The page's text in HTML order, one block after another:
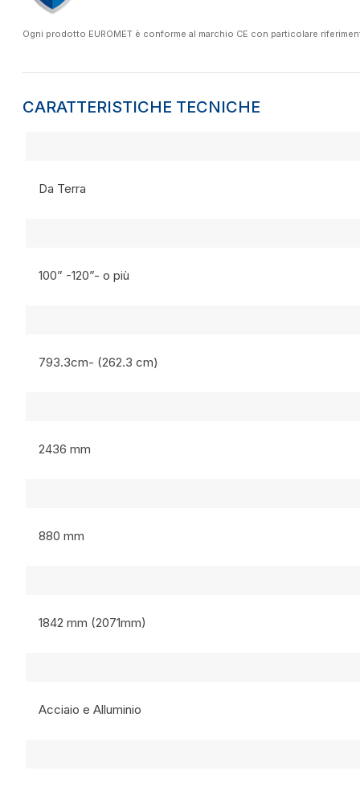
Ogni prodotto EUROMET è conforme al marchio CE con particolare
CARATTERISTICHE TECNICHE
Da Terra
100” -120”- o più
793.3cm- (262.3 cm)
2436 mm
880 mm
1842 mm (2071mm)
Acciaio e Alluminio